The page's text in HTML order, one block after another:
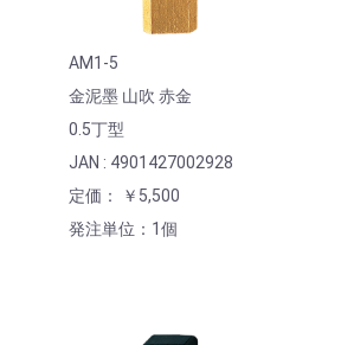
AM1-5
金泥墨 山吹 赤金
0.5丁型
JAN : 4901427002928
定価： ￥5,500
発注単位：1個